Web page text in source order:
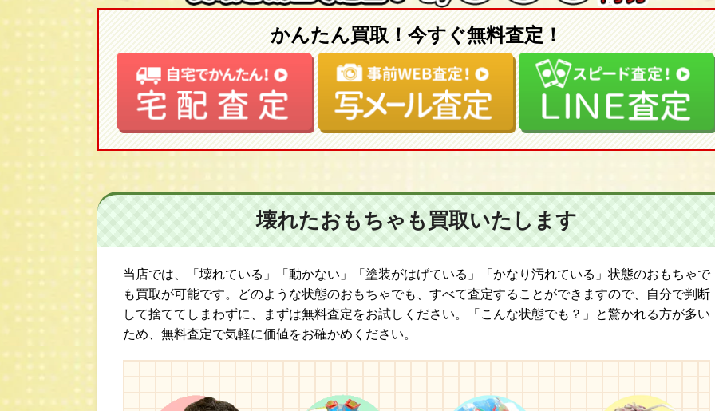
かんたん買取！今すぐ無料査定！
壊れたおもちゃも買取いたします
当店では、「壊れている」「動かない」「塗装がはげている」「かなり汚れている」状態のおもちゃで
も買取が可能です。どのような状態のおもちゃでも、すべて査定することができますので、自分で判断
して捨ててしまわずに、まずは無料査定をお試しください。「こんな状態でも？」と驚かれる方が多い
ため、無料査定で気軽に価値をお確かめください。